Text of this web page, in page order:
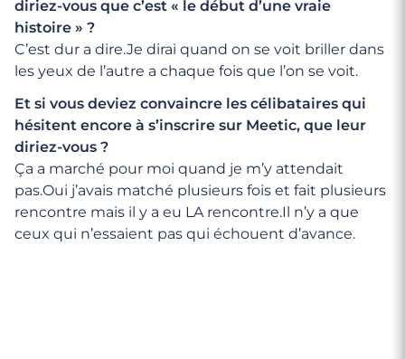
diriez-vous que c’est « le début d’une vraie
histoire » ?
C’est dur a dire.Je dirai quand on se voit briller dans
les yeux de l’autre a chaque fois que l’on se voit.
Et si vous deviez convaincre les célibataires qui
hésitent encore à s’inscrire sur Meetic, que leur
diriez-vous ?
Ça a marché pour moi quand je m’y attendait
pas.Oui j’avais matché plusieurs fois et fait plusieurs
rencontre mais il y a eu LA rencontre.Il n’y a que
ceux qui n’essaient pas qui échouent d’avance.